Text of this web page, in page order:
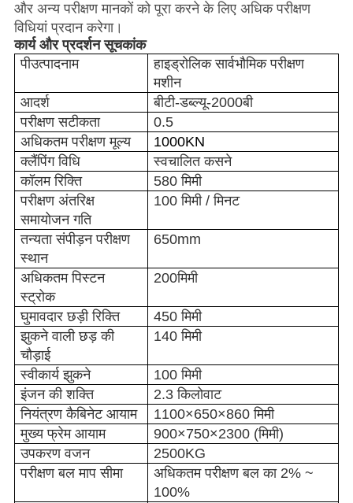
और अन्य परीक्षण मानकों को पूरा करने के लिए अधिक परीक्षण
विधियां प्रदान करेगा।
कार्य और प्रदर्शन सूचकांक
पीउत्पादनाम
हाइड्रोलिक सार्वभौमिक परीक्षण
मशीन
आदर्श
बीटी-डब्ल्यू-2000बी
परीक्षण सटीकता
0.5
अधिकतम परीक्षण मूल्य
1000KN
क्लैंपिंग विधि
स्वचालित कसने
कॉलम रिक्ति
580 मिमी
परीक्षण अंतरिक्ष
समायोजन गति
100 मिमी / मिनट
तन्यता संपीड़न परीक्षण
स्थान
650mm
अधिकतम पिस्टन
स्ट्रोक
200मिमी
घुमावदार छड़ी रिक्ति
450 मिमी
झुकने वाली छड़ की
चौड़ाई
140 मिमी
स्वीकार्य झुकने
100 मिमी
इंजन की शक्ति
2.3 किलोवाट
नियंत्रण कैबिनेट आयाम
1100×650×860 मिमी
मुख्य फ्रेम आयाम
900×750×2300 (मिमी)
उपकरण वजन
2500KG
परीक्षण बल माप सीमा
अधिकतम परीक्षण बल का 2% ~
100%